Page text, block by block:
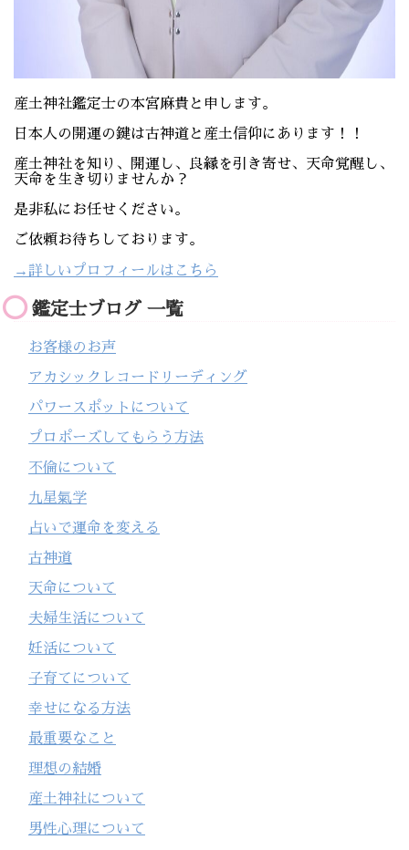
産土神社鑑定士の本宮麻貴と申します。
日本人の開運の鍵は古神道と産土信仰にあります！！
産土神社を知り、開運し、良縁を引き寄せ、天命覚醒し、
天命を生き切りませんか？
是非私にお任せください。
ご依頼お待ちしております。
→詳しいプロフィールはこちら
鑑定士ブログ 一覧
お客様のお声
アカシックレコードリーディング
パワースポットについて
プロポーズしてもらう方法
不倫について
九星氣学
占いで運命を変える
古神道
天命について
夫婦生活について
妊活について
子育てについて
幸せになる方法
最重要なこと
理想の結婚
産土神社について
男性心理について